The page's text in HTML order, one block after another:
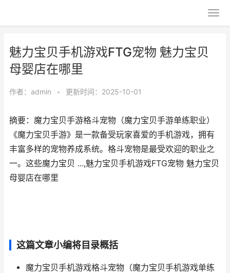
魅力宝贝手机游戏FTG宠物 魅力宝贝
母婴店在哪里
作者： admin • 更新时间：2025-10-01
摘要：魔力宝贝手游格斗宠物（魔力宝贝手游单练职业）
《魔力宝贝手游》是一款备受玩家喜爱的手机游戏，拥有
丰富多样的宠物养成系统。格斗宠物是最受欢迎的职业之
一。这些魔力宝贝 ...,魅力宝贝手机游戏FTG宠物 魅力宝贝
母婴店在哪里
这篇文章小编将目录概括
魔力宝贝手机游戏格斗宠物（魔力宝贝手机游戏单练